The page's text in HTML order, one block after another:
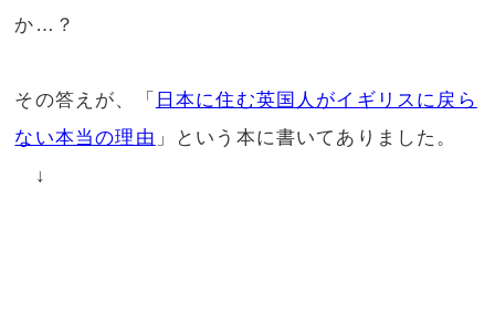
か…？
その答えが、「 日本に住む英国人がイギリスに戻ら
ない本当の理由 」という本に書いてありました。
↓